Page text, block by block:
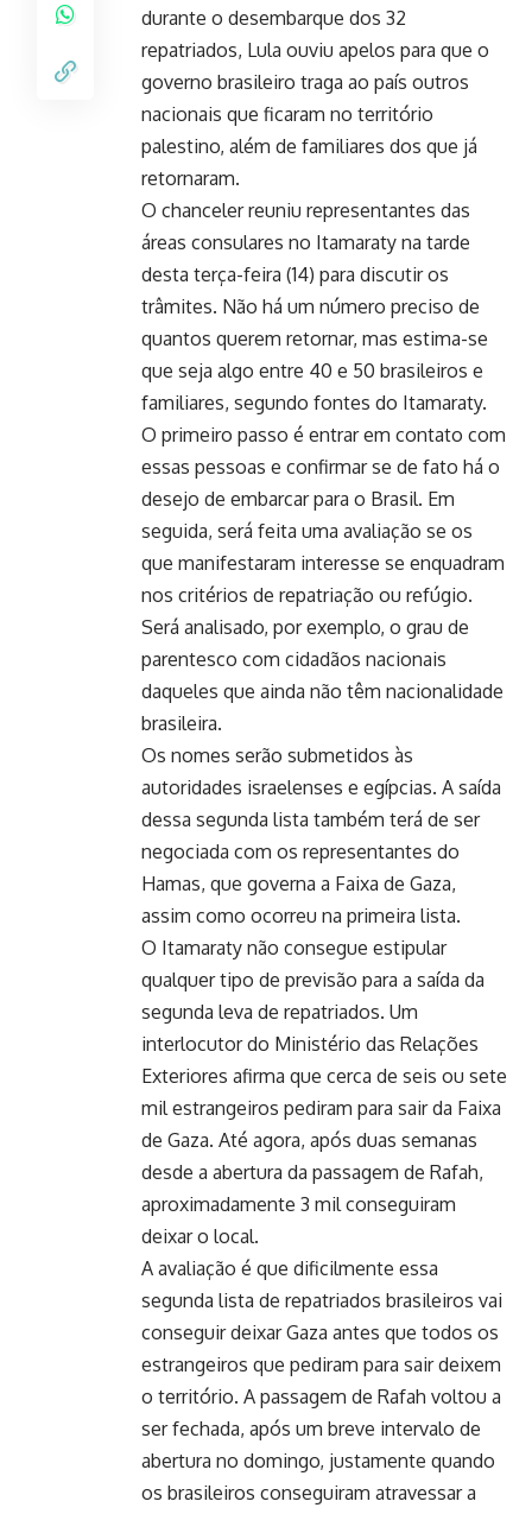
durante o desembarque dos 32
repatriados, Lula ouviu apelos para que o
governo brasileiro traga ao país outros
nacionais que ficaram no território
palestino, além de familiares dos que já
retornaram.
O chanceler reuniu representantes das
áreas consulares no Itamaraty na tarde
desta terça-feira (14) para discutir os
trâmites. Não há um número preciso de
quantos querem retornar, mas estima-se
que seja algo entre 40 e 50 brasileiros e
familiares, segundo fontes do Itamaraty.
O primeiro passo é entrar em contato com
essas pessoas e confirmar se de fato há o
desejo de embarcar para o Brasil. Em
seguida, será feita uma avaliação se os
que manifestaram interesse se enquadram
nos critérios de repatriação ou refúgio.
Será analisado, por exemplo, o grau de
parentesco com cidadãos nacionais
daqueles que ainda não têm nacionalidade
brasileira.
Os nomes serão submetidos às
autoridades israelenses e egípcias. A saída
dessa segunda lista também terá de ser
negociada com os representantes do
Hamas, que governa a Faixa de Gaza,
assim como ocorreu na primeira lista.
O Itamaraty não consegue estipular
qualquer tipo de previsão para a saída da
segunda leva de repatriados. Um
interlocutor do Ministério das Relações
Exteriores afirma que cerca de seis ou sete
mil estrangeiros pediram para sair da Faixa
de Gaza. Até agora, após duas semanas
desde a abertura da passagem de Rafah,
aproximadamente 3 mil conseguiram
deixar o local.
A avaliação é que dificilmente essa
segunda lista de repatriados brasileiros vai
conseguir deixar Gaza antes que todos os
estrangeiros que pediram para sair deixem
o território. A passagem de Rafah voltou a
ser fechada, após um breve intervalo de
abertura no domingo, justamente quando
os brasileiros conseguiram atravessar a